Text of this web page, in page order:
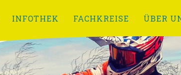
INFOTHEK FACHKREISE ÜBER